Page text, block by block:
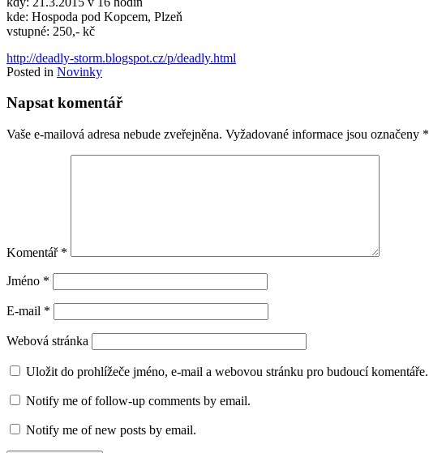
kde: Hospoda pod Kopcem, Plzeň
vstupné: 250,- kč
http://deadly-storm.blogspot.cz/p/deadly.html
Posted in Novinky
Napsat komentář
Vaše e-mailová adresa nebude zveřejněna. Vyžadované informace jsou označeny *
Komentář *
Jméno *
E-mail *
Webová stránka
Uložit do prohlížeče jméno, e-mail a webovou stránku pro budoucí komentáře.
Notify me of follow-up comments by email.
Notify me of new posts by email.